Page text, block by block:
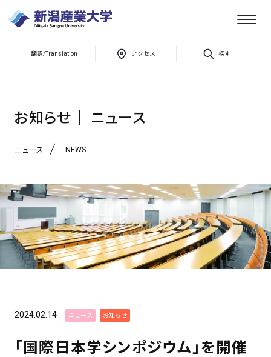
翻訳/Translation アクセス 探す
新潟産業大学 「国際日本学シンポジウム」を開催します
お知らせ│ ニュース
ニュース NEWS
2024.02.14 ニュース お知らせ
「国際日本学シンポジウム」を開催